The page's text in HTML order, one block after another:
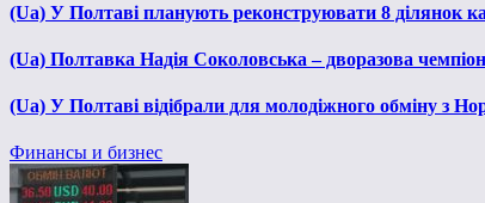
(Ua) У Полтаві планують реконструювати 8 ділянок
(Ua) Полтавка Надія Соколовська – дворазова
(Ua) У Полтаві відібрали для молодіжного обміну з
Финансы и бизнес